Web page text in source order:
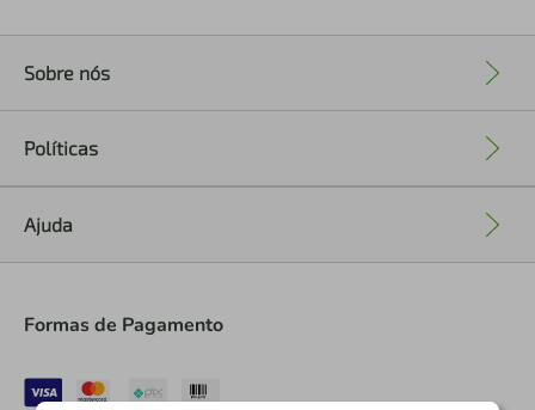
Sobre nós
Políticas
Ajuda
Formas de Pagamento